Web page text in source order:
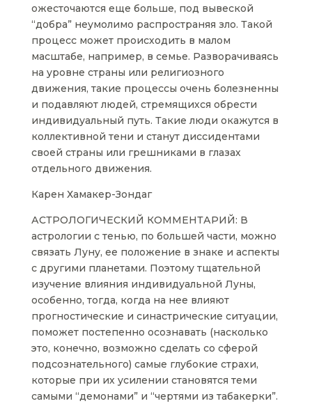
ожесточаются еще больше, под вывеской
“добра” неумолимо распространяя зло. Такой
процесс может происходить в малом
масштабе, например, в семье. Разворачиваясь
на уровне страны или религиозного
движения, такие процессы очень болезненны
и подавляют людей, стремящихся обрести
индивидуальный путь. Такие люди окажутся в
коллективной тени и станут диссидентами
своей страны или грешниками в глазах
отдельного движения.
Карен Хамакер-Зондаг
АСТРОЛОГИЧЕСКИЙ КОММЕНТАРИЙ: В
астрологии с тенью, по большей части, можно
связать Луну, ее положение в знаке и аспекты
с другими планетами. Поэтому тщательной
изучение влияния индивидуальной Луны,
особенно, тогда, когда на нее влияют
прогностические и синастрические ситуации,
поможет постепенно осознавать (насколько
это, конечно, возможно сделать со сферой
подсознательного) самые глубокие страхи,
которые при их усилении становятся теми
самыми “демонами” и “чертями из табакерки”.